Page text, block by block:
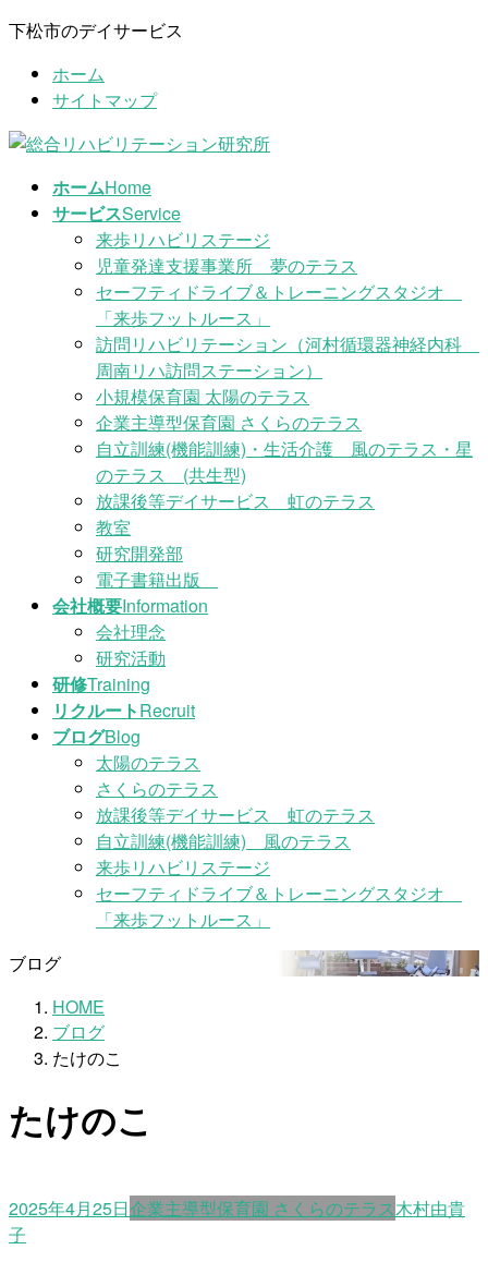
コ
ツ
ナ
シ
下松市のデイサービス
ホーム
サイトマップ
ホームHome
サービスService
来歩リハビリステージ
児童発達支援事業所 夢のテラス
セーフティドライブ＆トレーニングスタジオ
「来歩フットルース」
訪問リハビリテーション（河村循環器神経内科
周南リハ訪問ステーション）
小規模保育園 太陽のテラス
企業主導型保育園 さくらのテラス
自立訓練(機能訓練)・生活介護 風のテラス・星
のテラス (共生型)
放課後等デイサービス 虹のテラス
教室
研究開発部
電子書籍出版
会社概要Information
会社理念
研究活動
研修Training
リクルートRecruit
ブログBlog
太陽のテラス
さくらのテラス
放課後等デイサービス 虹のテラス
自立訓練(機能訓練) 風のテラス
来歩リハビリステージ
セーフティドライブ＆トレーニングスタジオ
「来歩フットルース」
ブログ
HOME
ブログ
たけのこ
たけのこ
2025年4月25日企業主導型保育園 さくらのテラス木村由貴
子